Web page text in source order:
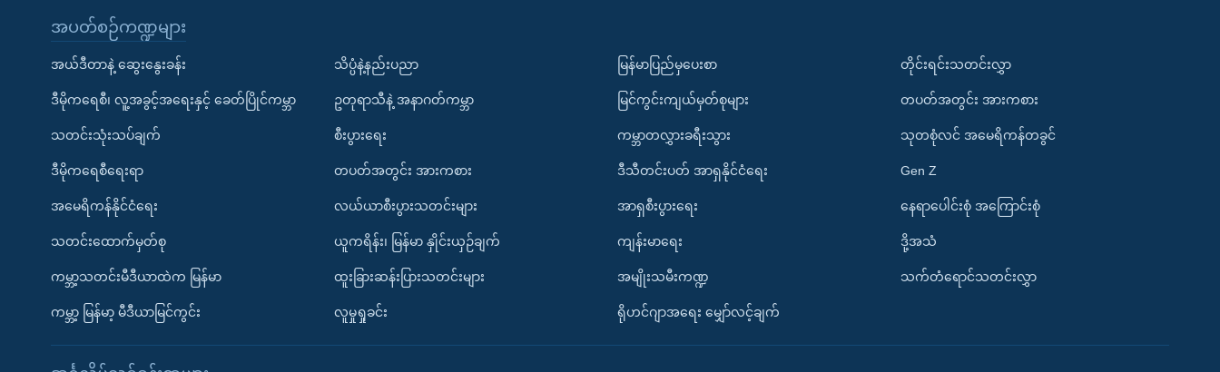
အပတ်စဉ်ကဏ္ဍများ
အယ်ဒီတာနဲ့ ဆွေးနွေးခန်း
ဒီမိုကရေစီ၊ လူ့အခွင့်အရေးနှင့် ခေတ်ပြိုင်ကမ္ဘာ
သတင်းသုံးသပ်ချက်
ဒီမိုကရေစီရေးရာ
အမေရိကန်နိုင်ငံရေး
သတင်းထောက်မှတ်စု
ကမ္ဘာ့သတင်းမီဒီယာထဲက မြန်မာ
ကမ္ဘာ့ မြန်မာ့ မီဒီယာမြင်ကွင်း
သိပ္ပံနဲ့နည်းပညာ
ဥတုရာသီနဲ့ အနာဂတ်ကမ္ဘာ
စီးပွားရေး
တပတ်အတွင်း အားကစား
လယ်ယာစီးပွားသတင်းများ
ယူကရိန်း၊ မြန်မာ နှိုင်းယှဉ်ချက်
ထူးခြားဆန်းပြားသတင်းများ
လူမှုရှုခင်း
မြန်မာပြည်မှပေးစာ
မြင်ကွင်းကျယ်မှတ်စုများ
ကမ္ဘာတလွှားခရီးသွား
ဒီသီတင်းပတ် အာရှနိုင်ငံရေး
အာရှစီးပွားရေး
ကျန်းမာရေး
အမျိုးသမီးကဏ္ဍ
ရိုဟင်ဂျာအရေး မျှော်လင့်ချက်
တိုင်းရင်းသတင်းလွှာ
တပတ်အတွင်း အားကစား
သုတစုံလင် အမေရိကန်တခွင်
Gen Z
နေရာပေါင်းစုံ အကြောင်းစုံ
ဒို့အသံ
သက်တံရောင်သတင်းလွှာ